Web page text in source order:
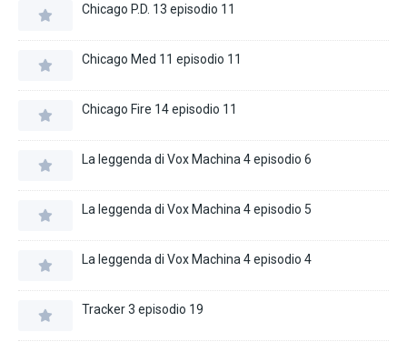
Chicago P.D. 13 episodio 11
Chicago Med 11 episodio 11
Chicago Fire 14 episodio 11
La leggenda di Vox Machina 4 episodio 6
La leggenda di Vox Machina 4 episodio 5
La leggenda di Vox Machina 4 episodio 4
Tracker 3 episodio 19